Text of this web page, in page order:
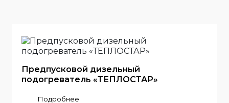
Предпусковой дизельный
подогреватель «ТЕПЛОСТАР»
Подробнее